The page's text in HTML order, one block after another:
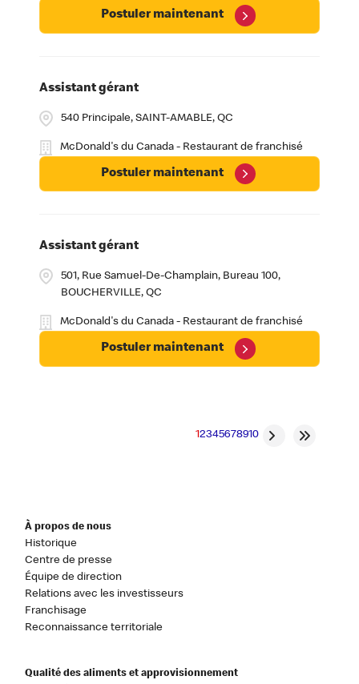
Postuler maintenant
Assistant gérant
540 Principale, SAINT-AMABLE, QC
McDonald's du Canada - Restaurant de franchisé
Postuler maintenant
Assistant gérant
501, Rue Samuel-De-Champlain, Bureau 100,
BOUCHERVILLE, QC
McDonald's du Canada - Restaurant de franchisé
Postuler maintenant
12345678910
À propos de nous
Historique
Centre de presse
Équipe de direction
Relations avec les investisseurs
Franchisage
Reconnaissance territoriale
Qualité des aliments et approvisionnement